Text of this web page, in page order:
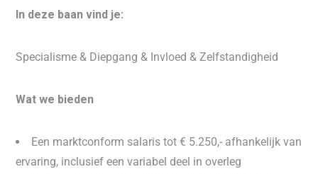
In deze baan vind je:
Specialisme & Diepgang & Invloed & Zelfstandigheid
Wat we bieden
Een marktconform salaris tot € 5.250,- afhankelijk van
ervaring, inclusief een variabel deel in overleg